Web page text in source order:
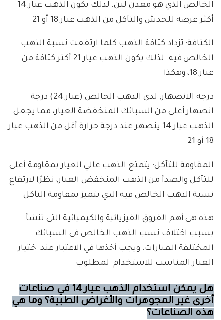
الخالص الذي هو معدن لين. لذلك يكون الذهب عيار 14
أكثر عرضة للخدش والتآكل من الذهب عيار 18 أو 21
الكثافة: تزداد كثافة الذهب كلما ارتفعت نسبة الذهب
الخالص فيه. لذلك يكون الذهب عيار 21 أكثر كثافة من
عيار 18، وهكذا
درجة الانصهار: لدى الذهب الخالص (عيار 24) درجة
انصهار أعلى من السبائك المنخفضة العيار، مما يجعل
الذهب عيار 14 ينصهر عند درجة حرارة أقل من الذهب عيار
18 أو 21
المقاومة للتآكل: يتمتع الذهب عالي العيار بمقاومة أعلى
للتآكل والصدأ من الذهب المنخفض العيار، نظرًا لارتفاع
نسبة الذهب الخالص فيه الذي يتميز بمقاومة التآكل
هذه هي أهم الفروق الفيزيائية والكيميائية التي تنشأ
بسبب اختلاف نسب الذهب الخالص في السبائك
المختلفة العيارات. ويجب أخذها في الاعتبار عند اختيار
العيار المناسب للاستخدام المطلوب
هل يمكن استخدام الذهب عيار 14 في صناعات
أخرى غير المجوهرات والأغراض الطبية؟ وما هي
هذه الصناعات؟